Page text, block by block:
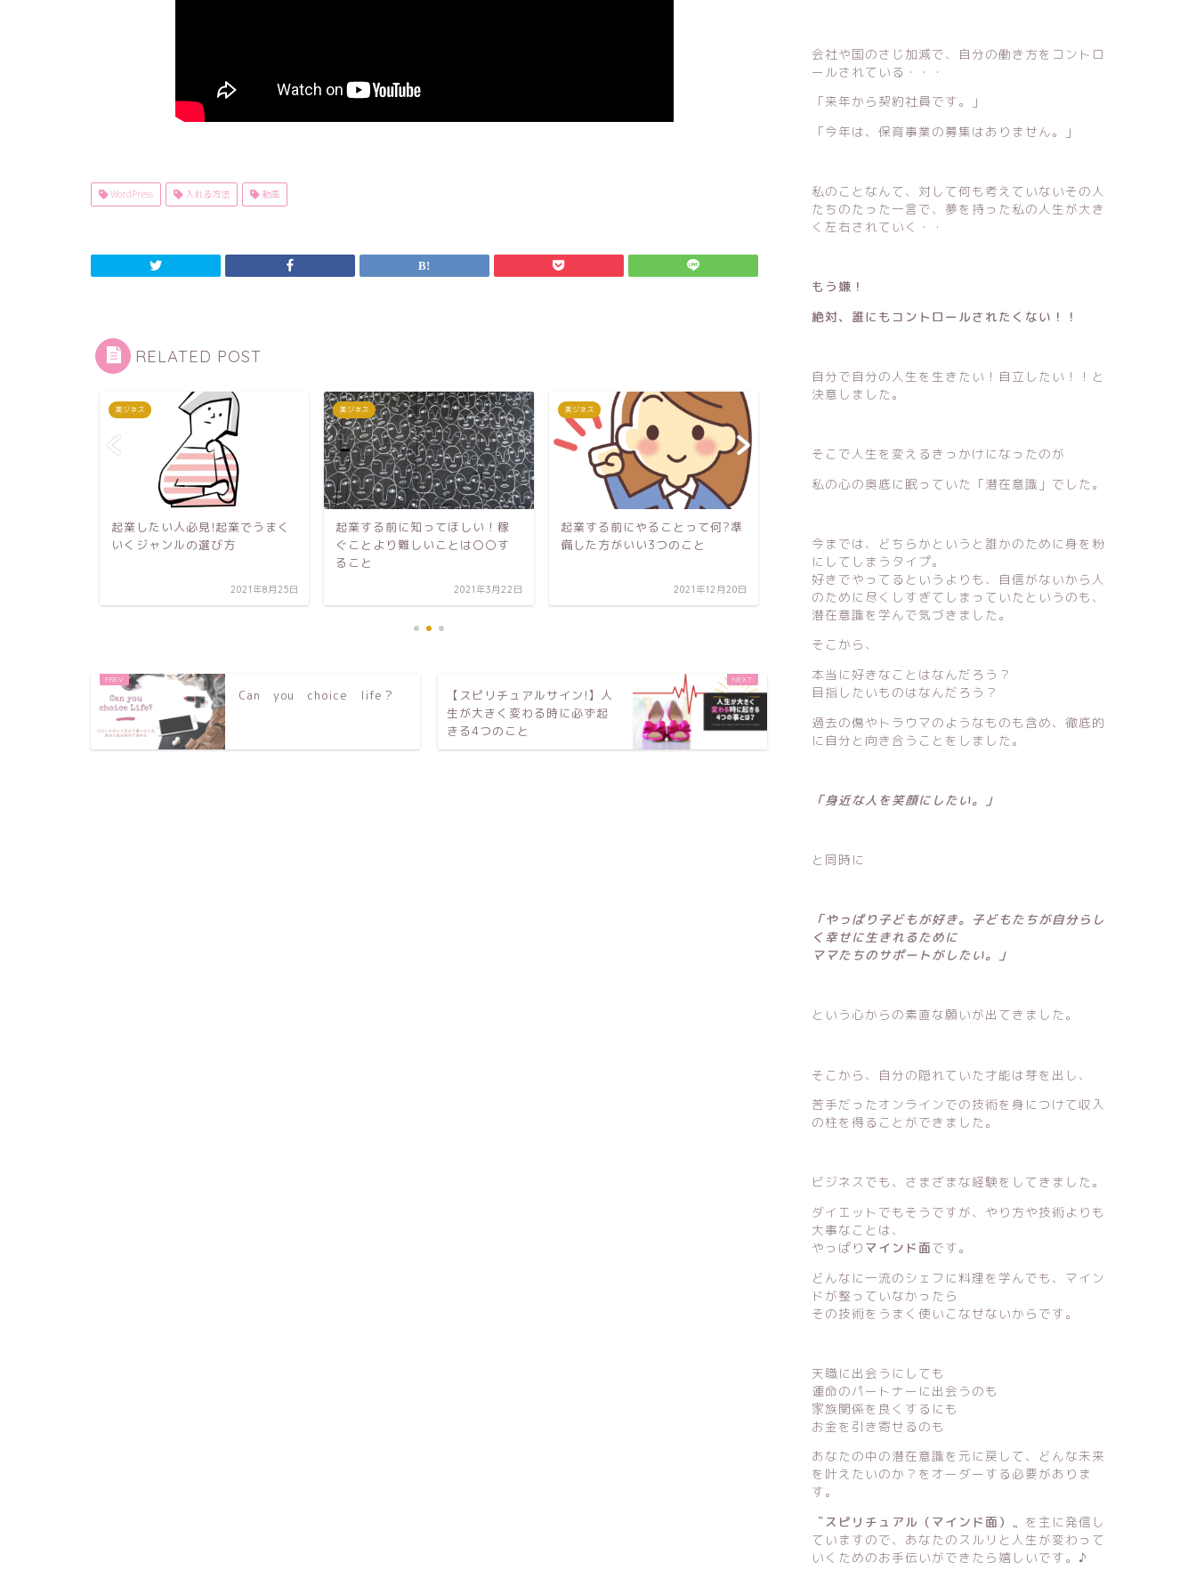
WordPress 入れる方法 動画
RELATED POST
美ジネス
起業する前に知ってほしい！稼
ぐことより難しいことは〇〇す
2021年3月22日
美ジネス
起業する前にやることって何?準
備した方がいい3つのこと
2021年12月20日
美ジネス
起業したい人必見!起業でうまく
いくジャンルの選び方
2021年8月25日
ぐことより難しいことは〇〇す
ること
2021年3月22日
備した方がいい3つのこと
Can you choice life？
【スピリチュアルサイン!】人
生が大きく変わる時に必ず起
きる4つのこと
会社や国のさじ加減で、自分の働き方をコントロ
ールされている・・・
「来年から契約社員です。」
「今年は、保育事業の募集はありません。」
私のことなんて、対して何も考えていないその人
たちのたった一言で、夢を持った私の人生が大き
く左右されていく・・
もう嫌！
絶対、誰にもコントロールされたくない！！
自分で自分の人生を生きたい！自立したい！！と
決意しました。
そこで人生を変えるきっかけになったのが
私の心の奥底に眠っていた「潜在意識」でした。
今までは、どちらかというと誰かのために身を粉
にしてしまうタイプ。
好きでやってるというよりも、自信がないから人
のために尽くしすぎてしまっていたというのも、
潜在意識を学んで気づきました。
そこから、
本当に好きなことはなんだろう？
目指したいものはなんだろう？
過去の傷やトラウマのようなものも含め、徹底的
に自分と向き合うことをしました。
「身近な人を笑顔にしたい。」
と同時に
「やっぱり子どもが好き。子どもたちが自分らし
く幸せに生きれるために
ママたちのサポートがしたい。」
という心からの素直な願いが出てきました。
そこから、自分の隠れていた才能は芽を出し、
苦手だったオンラインでの技術を身につけて収入
の柱を得ることができました。
ビジネスでも、さまざまな経験をしてきました。
ダイエットでもそうですが、やり方や技術よりも
大事なことは、
やっぱり マインド面です。
どんなに一流のシェフに料理を学んでも、マイン
ドが整っていなかったら
その技術をうまく使いこなせないからです。
天職に出会うにしても
運命のパートナーに出会うのも
家族関係を良くするにも
お金を引き寄せるのも
あなたの中の潜在意識を元に戻して、どんな未来
を叶えたいのか？をオーダーする必要がありま
す。
〝スピリチュアル（マインド面）〟 を主に発信し
ていますので、あなたのスルリと人生が変わって
いくためのお手伝いができたら嬉しいです。♪